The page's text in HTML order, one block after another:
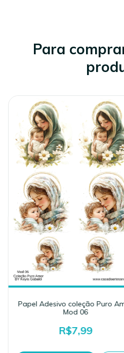
Para
Papel Adesivo coleção Puro
Mod 06
R$7,99